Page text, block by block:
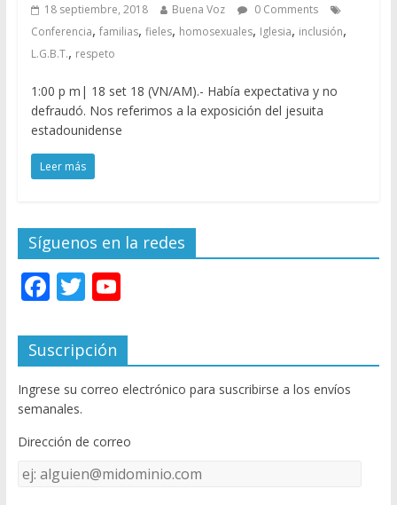
18 septiembre, 2018 Buena Voz
0 Comments
Conferencia, familias, fieles, homosexuales, Iglesia, inclusión,
L.G.B.T., respeto
1:00 p m| 18 set 18 (VN/AM).- Había expectativa y no
defraudó. Nos referimos a la exposición del jesuita
estadounidense
Leer más
Síguenos en la redes
F
e
b
o
o
k
T
itt
er
Y
u
T
u
e
C
Suscripción
Ingrese su correo electrónico para suscribirse a los envíos
semanales.
Dirección de correo
Dirección
de